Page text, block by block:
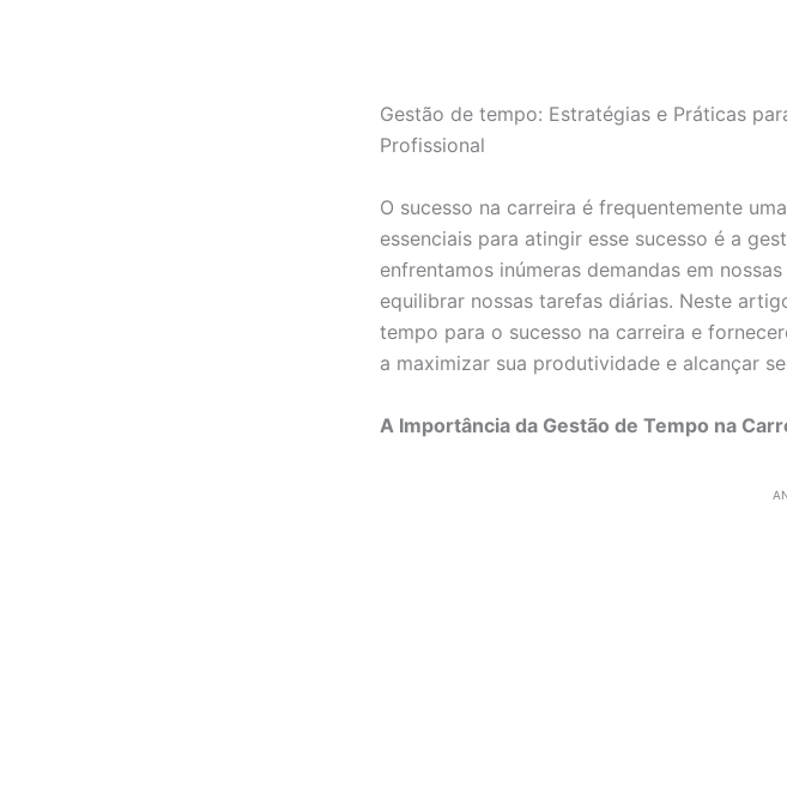
Gestão de tempo: Estratégias e Práticas
Profissional
O sucesso na carreira é frequentemente
essenciais para atingir esse sucesso é a
enfrentamos inúmeras demandas em
equilibrar nossas tarefas diárias. Neste
tempo para o sucesso na carreira e
a maximizar sua produtividade e alcançar
A Importância da Gestão de Tempo na